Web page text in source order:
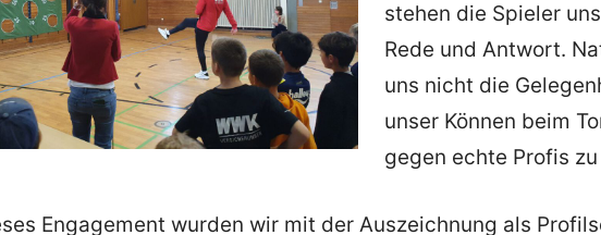
stehen die Spieler
Rede und Antwort.
uns nicht die
unser Können beim
gegen echte Profis
Engagement wurden wir mit der Auszeichnung als